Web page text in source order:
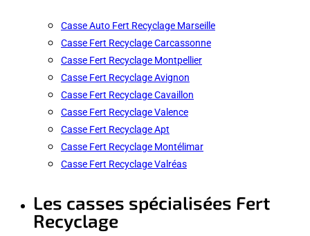
Casse Auto Fert Recyclage Marseille
Casse Fert Recyclage Carcassonne
Casse Fert Recyclage Montpellier
Casse Fert Recyclage Avignon
Casse Fert Recyclage Cavaillon
Casse Fert Recyclage Valence
Casse Fert Recyclage Apt
Casse Fert Recyclage Montélimar
Casse Fert Recyclage Valréas
Les casses spécialisées Fert
Recyclage